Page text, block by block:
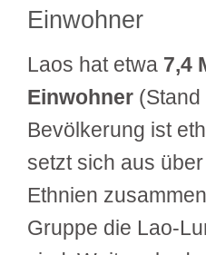
Einwohner
Laos hat etwa 7,4
Einwohner
Bevölkerung ist
setzt sich aus
Ethnien
Gruppe die Lao-